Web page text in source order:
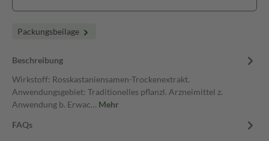
Packungsbeilage
Beschreibung
Wirkstoff: Rosskastaniensamen-Trockenextrakt.
Anwendungsgebiet: Traditionelles pflanzl. Arzneimittel z.
Anwendung b. Erwac… Mehr
FAQs